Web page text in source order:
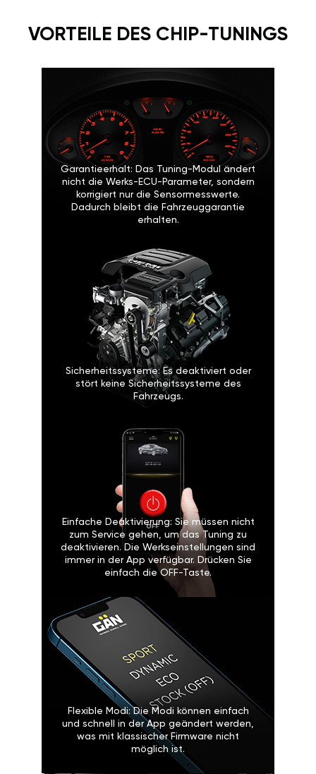
VORTEILE DES CHIP-TUNINGS
Garantieerhalt: Das Tuning-Modul ändert
nicht die Werks-ECU-Parameter, sondern
korrigiert nur die Sensormesswerte.
Dadurch bleibt die Fahrzeuggarantie
erhalten.
Sicherheitssysteme: Es deaktiviert oder
stört keine Sicherheitssysteme des
Fahrzeugs.
Einfache Deaktivierung: Sie müssen nicht
zum Service gehen, um das Tuning zu
deaktivieren. Die Werkseinstellungen sind
immer in der App verfügbar. Drücken Sie
einfach die OFF-Taste.
Flexible Modi: Die Modi können einfach
und schnell in der App geändert werden,
was mit klassischer Firmware nicht
möglich ist.